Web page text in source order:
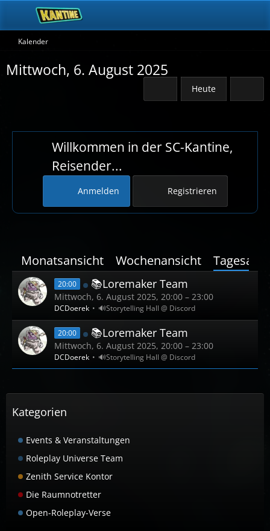
Kalender
Mittwoch, 6. August 2025
Heute
Willkommen in der SC-Kantine,
Reisender...
Anmelden Registrieren
Monatsansicht Wochenansicht
20:00 📚Loremaker Team
Mittwoch, 6. August 2025, 20:00 – 23:00
DCDoerek 🔊Storytelling Hall @ Discord
20:00 📚Loremaker Team
Mittwoch, 6. August 2025, 20:00 – 23:00
DCDoerek 🔊Storytelling Hall @ Discord
Kategorien
Events & Veranstaltungen
Roleplay Universe Team
Zenith Service Kontor
Die Raumnotretter
Open-Roleplay-Verse